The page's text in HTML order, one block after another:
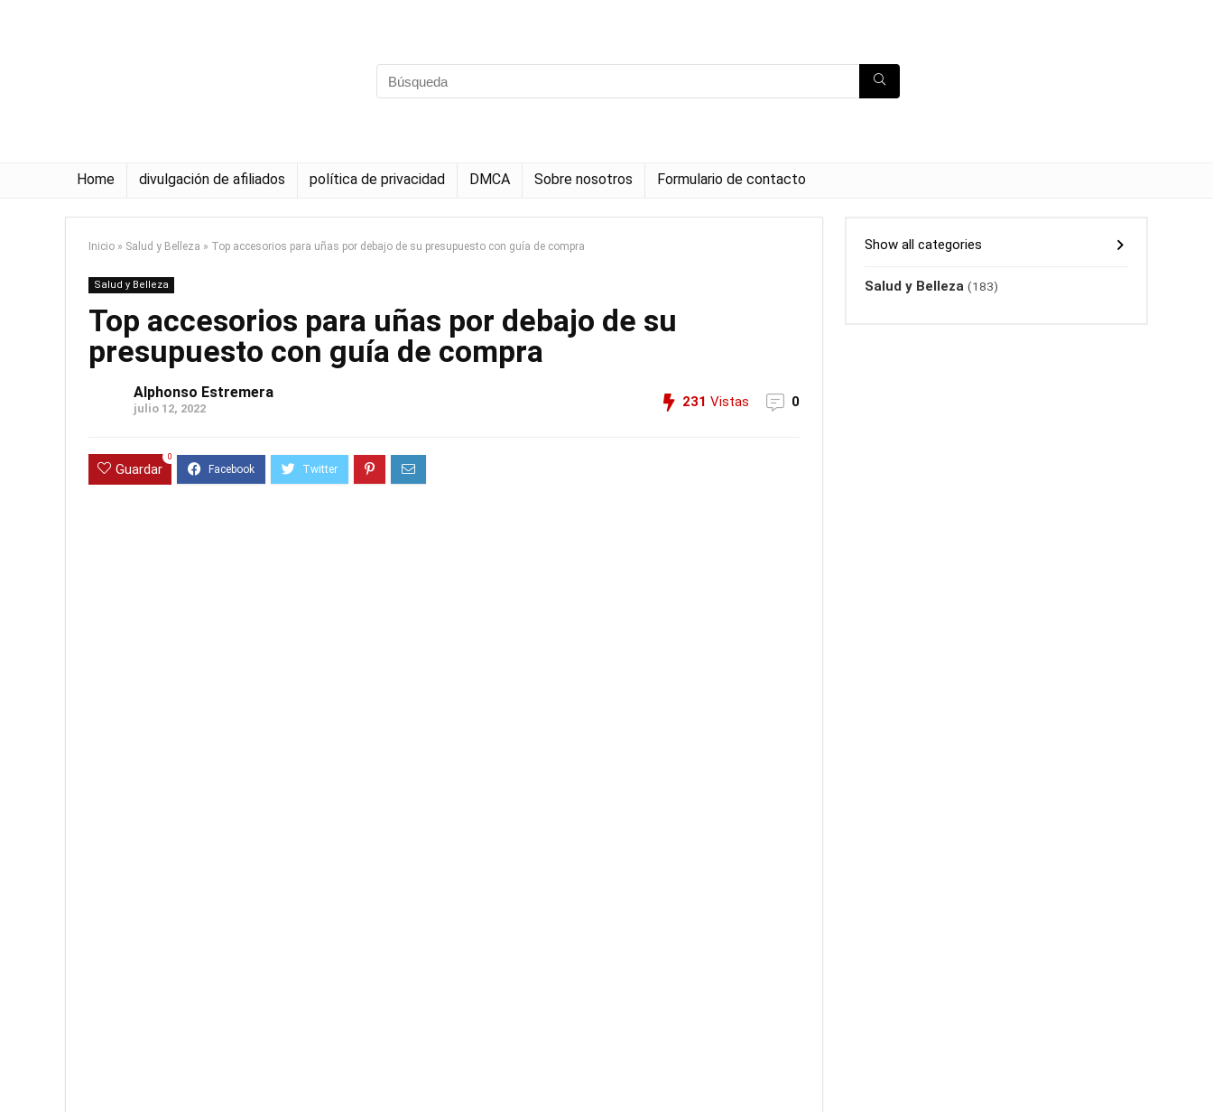
Home divulgación de afiliados política de privacidad DMCA Sobre nosotros Formulario de contacto
Inicio » Salud y Belleza » Top accesorios para uñas por debajo de su presupuesto con guía de compra
Salud y Belleza
Top accesorios para uñas por debajo de su
presupuesto con guía de compra
Alphonso Estremera
julio 12, 2022 231 Vistas 0
Guardar
0
Show all categories
Salud y Belleza (183)